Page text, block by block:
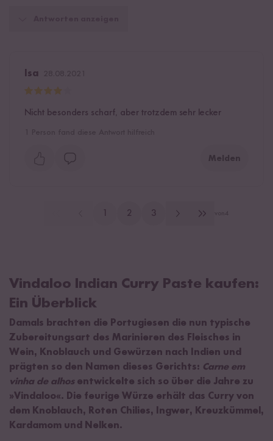
Isa
Nicht besonders scharf, aber trotzdem sehr lecker
Melden
1 2 3
Vindaloo Indian Curry Paste kaufen:
Ein Überblick
Damals brachten die Portugiesen die nun typische
Zubereitungsart des Marinieren des Fleisches in
Wein, Knoblauch und Gewürzen nach Indien und
prägten so den Namen dieses Gerichts: Carne em
vinha de alhosentwickelte sich so über die Jahre zu
»Vindaloo«. Die feurige Würze erhält das Curry von
dem Knoblauch, Roten Chilies, Ingwer, Kreuzkümmel,
Kardamom und Nelken.